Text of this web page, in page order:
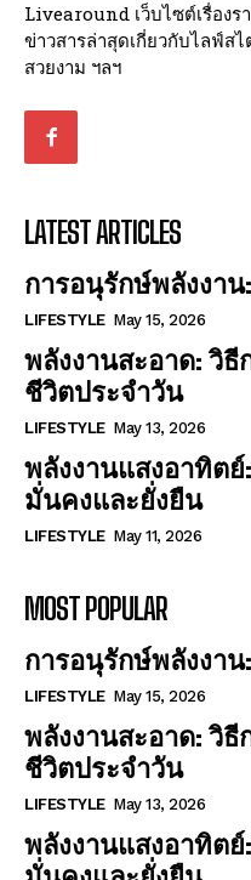
Livearound เว็บไซต์เรื่องร
ข่าวสารล่าสุดเกี่ยวกับไลฟ์ส
สวยงาม ฯลฯ
LATEST ARTICLES
การอนุรักษ์พลังงา
LIFESTYLE May 15, 2026
พลังงานสะอาด: วิธี
ชีวิตประจำวัน
LIFESTYLE May 13, 2026
พลังงานแสงอาทิต
มั่นคงและยั่งยืน
LIFESTYLE May 11, 2026
MOST POPULAR
การอนุรักษ์พลังงา
LIFESTYLE May 15, 2026
พลังงานสะอาด: วิธี
ชีวิตประจำวัน
LIFESTYLE May 13, 2026
พลังงานแสงอาทิต